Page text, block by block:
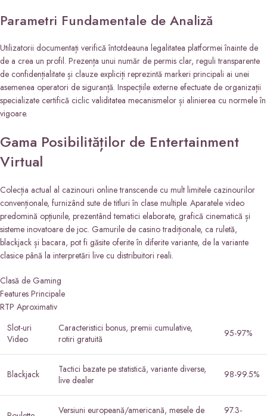
Parametri Fundamentale de Analiză
Utilizatorii documentați verifică întotdeauna legalitatea platformei înainte de
de a crea un profil. Prezența unui număr de permis clar, reguli transparente
de confidențialitate și clauze expliciți reprezintă markeri principali ai unei
asemenea operatori de siguranță. Inspecțiile externe efectuate de organizații
specializate certifică ciclic validitatea mecanismelor și alinierea cu normele în
vigoare.
Gama Posibilităților de Entertainment
Virtual
Colecția actual al cazinouri online transcende cu mult limitele cazinourilor
convenționale, furnizând sute de titluri în clase multiple. Aparatele video
predomină opțiunile, prezentând tematici elaborate, grafică cinematică și
sisteme inovatoare de joc. Gamurile de casino tradiționale, ca ruletă,
blackjack și bacara, pot fi găsite oferite în diferite variante, de la variante
clasice până la interpretări live cu distribuitori reali.
Clasă de Gaming
Features Principale
RTP Aproximativ
Slot-uri
Video
Caracteristici bonus, premii cumulative,
rotiri gratuită
95-97%
Blackjack
Tactici bazate pe statistică, variante diverse,
live dealer
98-99.5%
Versiuni europeană/americană, mesele de
97.3-